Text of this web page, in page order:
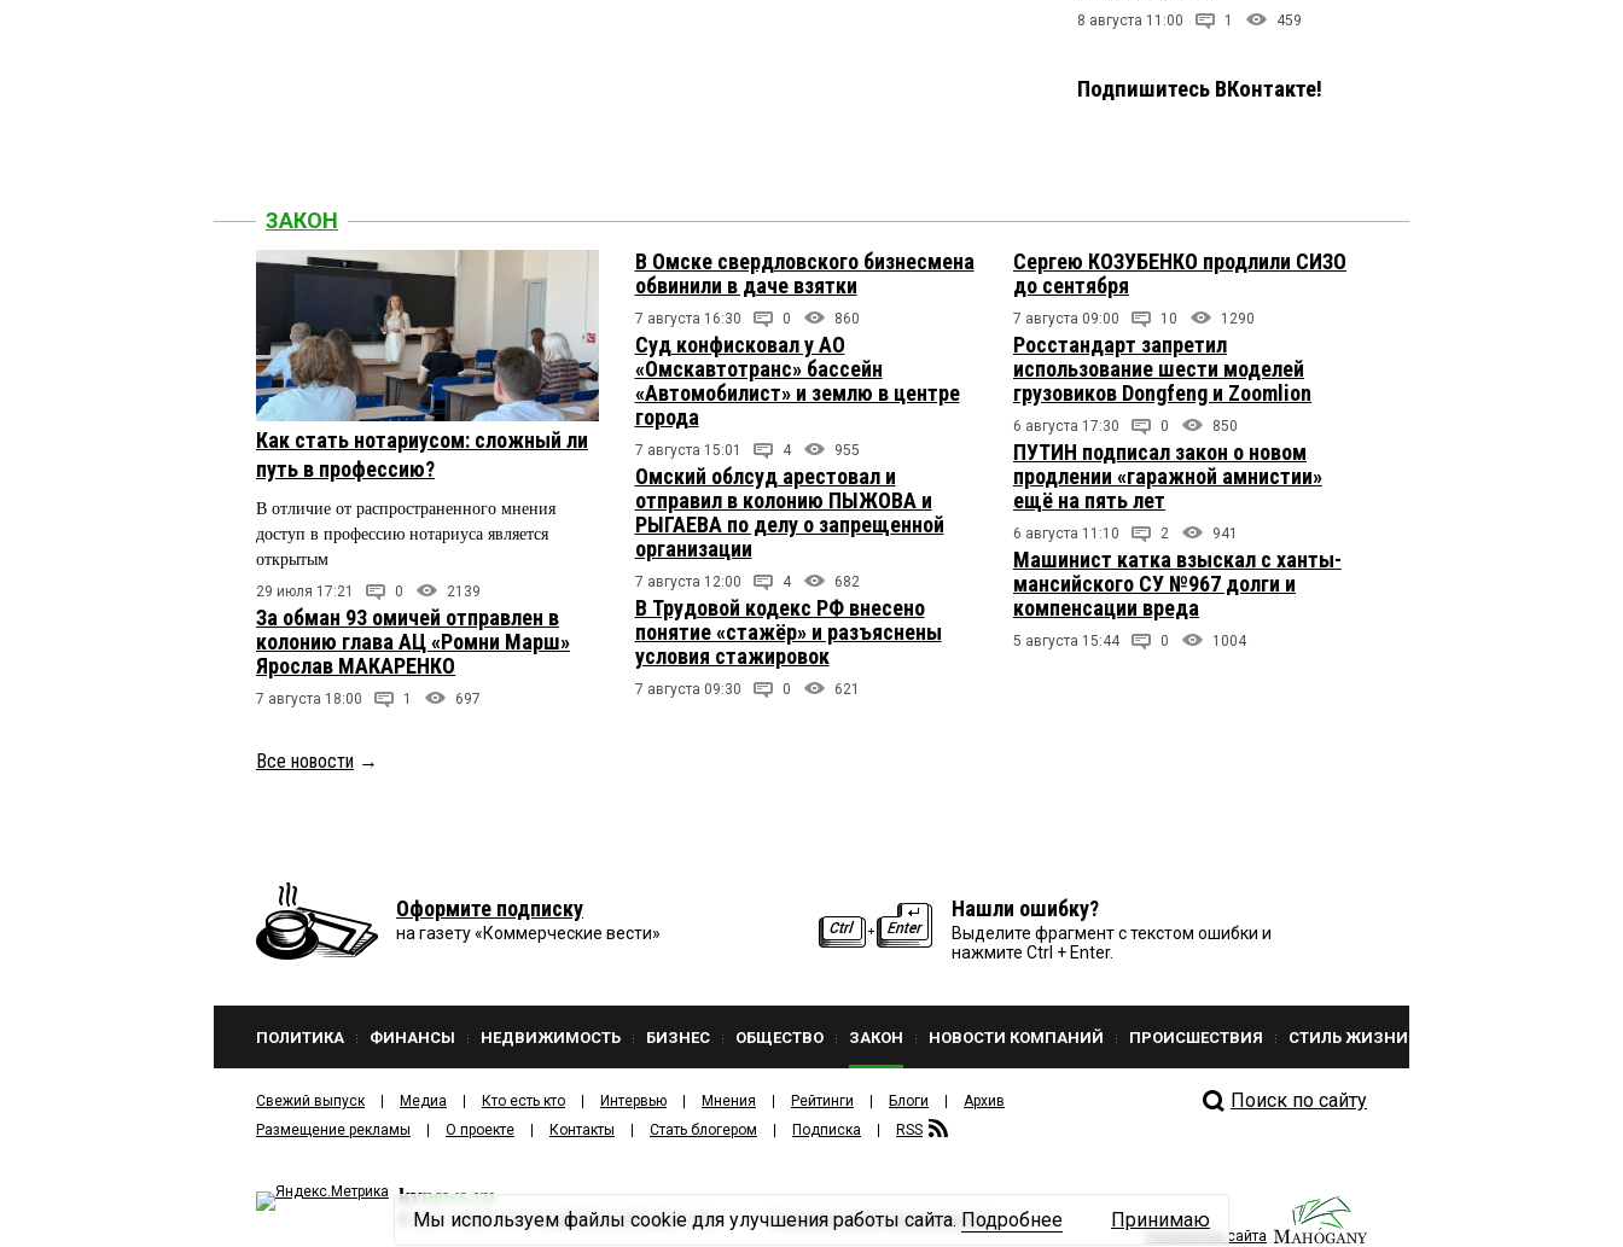
8 августа 11:00 1 459
Подпишитесь ВКонтакте!
ЗАКОН
Как стать нотариусом: сложный ли
путь в профессию?
В отличие от распространенного мнения
доступ в профессию нотариуса является
открытым
29 июля 17:21 0 2139
За обман 93 омичей отправлен в
колонию глава АЦ «Ромни Марш»
Ярослав МАКАРЕНКО
7 августа 18:00 1 697
В Омске свердловского бизнесмена
обвинили в даче взятки
7 августа 16:30 0 860
Суд конфисковал у АО
«Омскавтотранс» бассейн
«Автомобилист» и землю в центре
города
7 августа 15:01 4 955
Омский облсуд арестовал и
отправил в колонию ПЫЖОВА и
РЫГАЕВА по делу о запрещенной
организации
7 августа 12:00 4 682
В Трудовой кодекс РФ внесено
понятие «стажёр» и разъяснены
условия стажировок
7 августа 09:30 0 621
Сергею КОЗУБЕНКО продлили СИЗО
до сентября
7 августа 09:00 10 1290
Росстандарт запретил
использование шести моделей
грузовиков Dongfeng и Zoomlion
6 августа 17:30 0 850
ПУТИН подписал закон о новом
продлении «гаражной амнистии»
ещё на пять лет
6 августа 11:10 2 941
Машинист катка взыскал с ханты-
мансийского СУ №967 долги и
компенсации вреда
5 августа 15:44 0 1004
Все новости →
Оформите подписку
на газету «Коммерческие вести»
Нашли ошибку?
Выделите фрагмент с текстом ошибки и
нажмите Ctrl + Enter.
ПОЛИТИКА ФИНАНСЫ НЕДВИЖИМОСТЬ БИЗНЕС ОБЩЕСТВО ЗАКОН НОВОСТИ КОМПАНИЙ ПРОИСШЕСТВИЯ СТИЛЬ ЖИЗНИ
Свежий выпуск Медиа Кто есть кто Интервью Мнения Рейтинги Блоги
Архив
Размещение рекламы
О проекте Контакты Стать блогером Подписка RSS
Поиск по сайту
kvnews.ru
2001—2026ООО ИЗДАТЕЛЬСКИЙ ДОМ «КВ».
Политика конфиденциальности
Разработка сайта
Мы используем файлы cookie для улучшения работы сайта. Подробнее Принимаю